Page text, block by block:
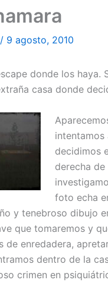
/ 9 agosto, 2010
donde los haya.
casa donde
intentamos
decidimos
derecha
foto echa
y tenebroso dibujo
que tomaremos y
de enredadera,
dentro de la
crimen en